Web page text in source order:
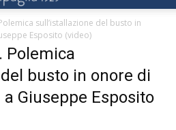
sull’istallazione del busto in
Esposito (video)
Polemica
busto in onore di
Giuseppe Esposito